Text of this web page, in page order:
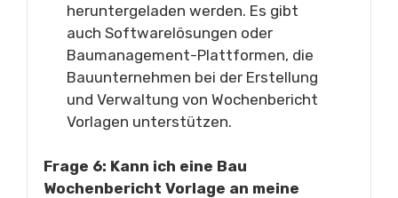
heruntergeladen werden. Es gibt
auch Softwarelösungen oder
Baumanagement-Plattformen, die
Bauunternehmen bei der Erstellung
und Verwaltung von Wochenbericht
Vorlagen unterstützen.
Frage 6: Kann ich eine Bau
Wochenbericht Vorlage an meine